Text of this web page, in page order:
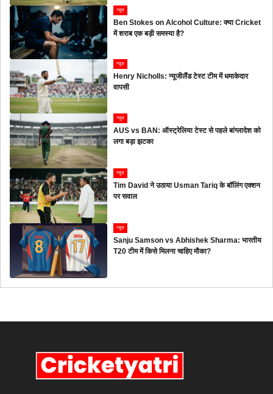
न्यूज
Ben Stokes on Alcohol Culture: क्या Cricket
में शराब एक बड़ी समस्या है?
न्यूज
Henry Nicholls: न्यूजीलैंड टेस्ट टीम में धमाकेदार
वापसी
न्यूज
AUS vs BAN: ऑस्ट्रेलिया टेस्ट से पहले बांग्लादेश को
लगा बड़ा झटका
न्यूज
Tim David ने उठाया Usman Tariq के बॉलिंग एक्शन
पर सवाल
न्यूज
Sanju Samson vs Abhishek Sharma: भारतीय
T20 टीम में किसे मिलना चाहिए मौका?